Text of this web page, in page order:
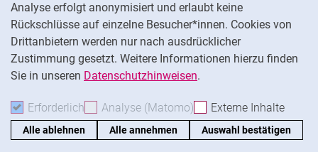
Analyse erfolgt anonymisiert und erlaubt keine
Rückschlüsse auf einzelne Besucher*innen. Cookies von
Drittanbietern werden nur nach ausdrücklicher
Zustimmung gesetzt. Weitere Informationen hierzu finden
Sie in unseren Datenschutzhinweisen.
Erforderlich Erforderliche Cookies akzeptieren
Analyse (Matomo) Analyse-Cookies
Externe Inhalte
Alle ablehnen Alle annehmen Auswahl bestätigen
Impressum
Cookie-Einstellungen